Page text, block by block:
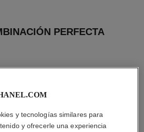
PERFECTA
y tecnologías similares para
y ofrecerle una experiencia